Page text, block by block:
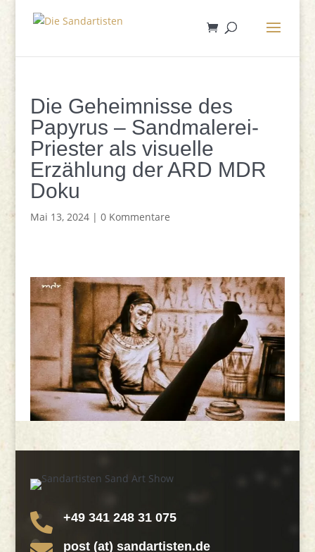
Die Geheimnisse des
Papyrus – Sandmalerei-
Priester als visuelle
Erzählung der ARD MDR
Doku
Mai 13, 2024| 0 Kommentare
 +49 341 248 31 075
post (at) sandartisten.de